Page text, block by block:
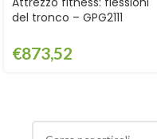
del tronco – GPG2111
€873,52